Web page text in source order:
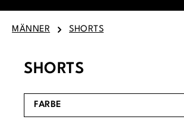
MÄNNER SHORTS
SHORTS
FARBE